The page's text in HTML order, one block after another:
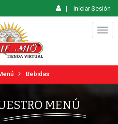
| Iniciar Sesión
Bebidas
MENÚ